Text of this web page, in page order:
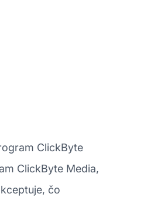
ClickByte
ClickByte Media,
čo